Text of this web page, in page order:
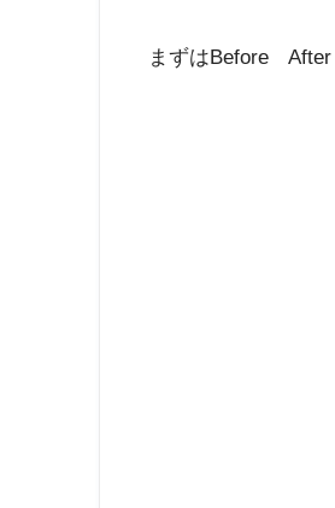
まずはBefore After